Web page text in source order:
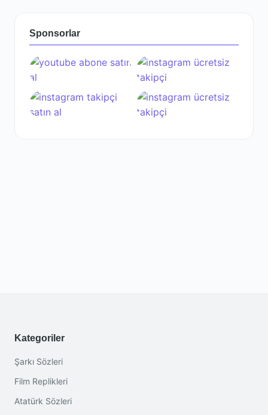
Sponsorlar
Kategoriler
Şarkı Sözleri
Film Replikleri
Atatürk Sözleri